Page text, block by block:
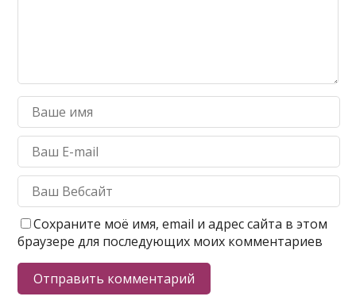
Сохраните моё имя, email и адрес сайта в этом
браузере для последующих моих комментариев